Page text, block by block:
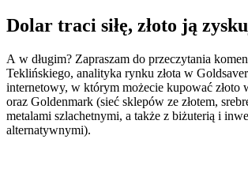
Dolar traci siłę, złoto ją
A w długim? Zapraszam do przeczytania
Teklińskiego, analityka rynku złota w
internetowy, w którym możecie kupować złoto
oraz Goldenmark (sieć sklepów ze złotem,
metalami szlachetnymi, a także z biżuterią i
alternatywnymi).